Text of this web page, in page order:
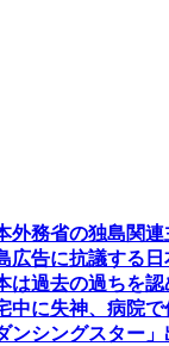
外務省の独島関
広告に抗議する日
は過去の過ちを認
中に失神、病院で
ンシングスター